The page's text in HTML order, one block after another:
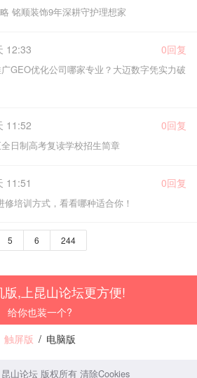
铭顺装饰9年深耕守护理想家
12:33 0回复
GEO优化公司哪家专业？大迈数字凭实力破
11:52 0回复
日制高考复读学校招生简章
11:51 0回复
培训方式，看看哪种适合你！
5 6 244
版,上昆山论坛更方便!
给你也装一个?
触屏版 / 电脑版
山论坛 版权所有 清除Cookies